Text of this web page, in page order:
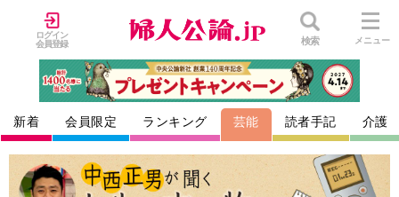
ログイン
会員登録
検索 メニュー
新着 会員限定 ランキング 芸能 読者手記 介護